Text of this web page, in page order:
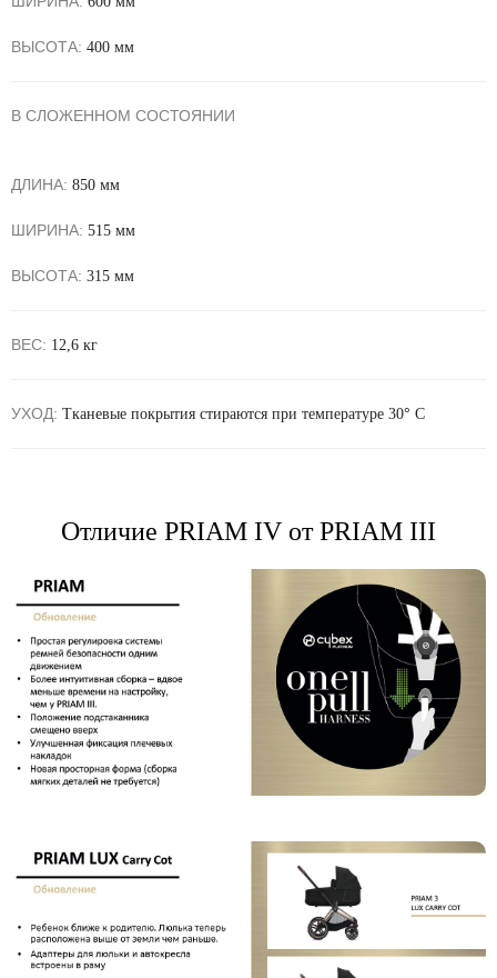
ВЫСОТА: 400 мм
В СЛОЖЕННОМ СОСТОЯНИИ
ДЛИНА: 850 мм
ШИРИНА: 515 мм
ВЫСОТА: 315 мм
ВЕС: 12,6 кг
УХОД: Тканевые покрытия стираются при температуре 30° С
Отличие PRIAM IV от PRIAM III